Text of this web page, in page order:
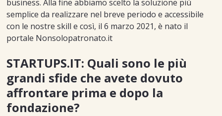
business. Alla fine abbiamo scelto la soluzione più
semplice da realizzare nel breve periodo e accessibile
con le nostre skill e così, il 6 marzo 2021, è nato il
portale Nonsolopatronato.it
STARTUPS.IT: Quali sono le più
grandi sfide che avete dovuto
affrontare prima e dopo la
fondazione?